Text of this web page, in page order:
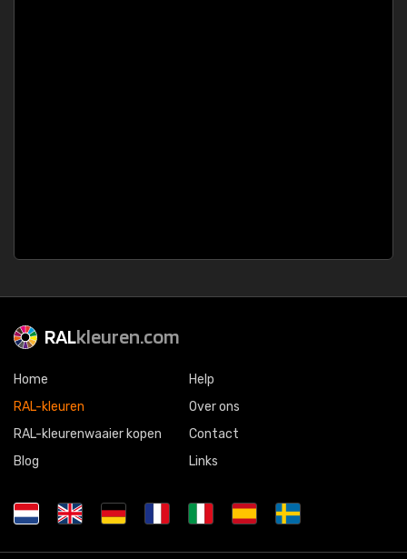
RALkleuren.com
Home
RAL-kleuren
RAL-kleurenwaaier kopen
Blog
Help
Over ons
Contact
Links